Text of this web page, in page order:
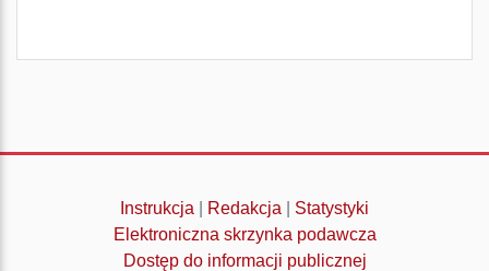
Instrukcja Redakcja
Statystyki
Elektroniczna skrzynka podawcza
Dostęp do informacji publicznej